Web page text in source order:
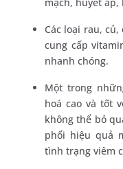
Các loại rau,
cung cấp
nhanh chóng.
Một trong
hoá cao và tốt
không thể bỏ
phổi hiệu quả
tình trạng viêm